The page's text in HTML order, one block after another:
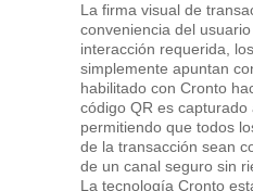
La firma visual de
conveniencia del
interacción requerida,
simplemente apuntan
habilitado con Cronto
código QR es capturado
permitiendo que todos
de la transacción sean
de un canal seguro sin
La tecnología Cronto